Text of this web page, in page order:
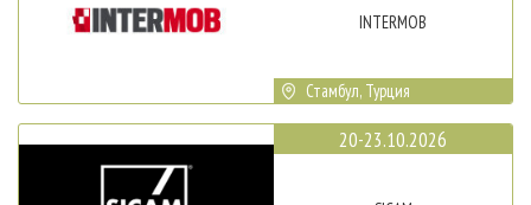
INTERMOB
Стамбул, Турция
20-23.10.2026